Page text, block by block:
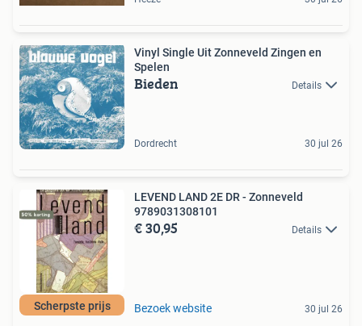
Vinyl Single Uit Zonneveld Zingen en
Spelen
Bieden Details
Dordrecht 30 jul 26
Scherpste prijs
LEVEND LAND 2E DR - Zonneveld
9789031308101
€ 30,95 Details
Bezoek website 30 jul 26